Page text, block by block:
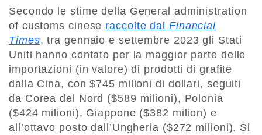
Secondo le stime della General administration
of customs cinese raccolte dal Financial
Times, tra gennaio e settembre 2023 gli Stati
Uniti hanno contato per la maggior parte delle
importazioni (in valore) di prodotti di grafite
dalla Cina, con $745 milioni di dollari, seguiti
da Corea del Nord ($589 milioni), Polonia
($424 milioni), Giappone ($382 milion) e
all’ottavo posto dall’Ungheria ($272 milioni). Si